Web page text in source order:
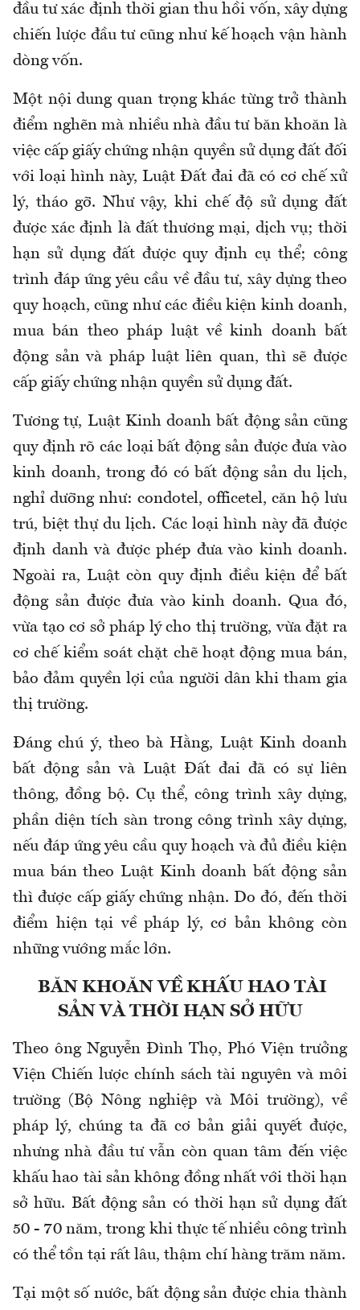
đầu tư xác định thời gian thu hồi vốn, xây dựng
chiến lược đầu tư cũng như kế hoạch vận hành
dòng vốn.
Một nội dung quan trọng khác từngtrở thành
điểm nghẽn mà nhiều nhà đầu tư băn khoăn là
việc cấp giấy chứng nhận quyền sử dụng đất đối
với loại hình này, Luật Đất đai đã có cơ chế xử
lý, tháo gỡ. Như vậy, khi chế độ sử dụng đất
được xác định là đất thương mại, dịch vụ; thời
hạn sử dụng đất được quy định cụ thể; công
trình đáp ứng yêu cầu về đầu tư, xây dựng theo
quy hoạch, cũng như các điều kiện kinh doanh,
mua bán theo pháp luật về kinh doanh bất
động sản và pháp luật liên quan, thì sẽ được
cấp giấy chứng nhận quyền sử dụng đất.
Tương tự, Luật Kinh doanh bất động sản cũng
quy định rõ các loại bất động sản được đưa vào
kinh doanh, trong đó có bất động sản du lịch,
nghỉ dưỡng như: condotel, officetel, căn hộ lưu
trú, biệt thự du lịch. Các loại hình này đã được
định danh và được phép đưa vào kinh doanh.
Ngoài ra, Luật còn quy định điều kiện để bất
động sản được đưa vào kinh doanh. Qua đó,
vừa tạo cơ sở pháp lý cho thị trường, vừa đặt ra
cơ chế kiểm soát chặt chẽ hoạt động mua bán,
bảo đảm quyền lợi của người dân khi tham gia
thị trường.
Đáng chú ý, theo bà Hằng, Luật Kinh doanh
bất động sản và Luật Đất đai đã có sự liên
thông, đồng bộ. Cụ thể, công trình xây dựng,
phần diện tích sàn trong công trình xây dựng,
nếu đáp ứng yêu cầu quy hoạch và đủ điều kiện
mua bán theo Luật Kinh doanh bất động sản
thì được cấp giấy chứng nhận. Do đó, đến thời
điểm hiện tại về pháp lý, cơ bản không còn
những vướng mắc lớn.
BĂN KHOĂN VỀ KHẤU HAO TÀI
SẢN VÀ THỜI HẠN SỞ HỮU
Theo ông Nguyễn Đình Thọ, Phó Viện trưởng
Viện Chiến lược chính sách tài nguyên và môi
trường (Bộ Nông nghiệp và Môi trường), về
pháp lý, chúng ta đã cơ bản giải quyết được,
nhưng nhà đầu tư vẫn cònquan tâm đếnviệc
khấu hao tài sản không đồng nhất với thời hạn
sở hữu. Bất động sản có thời hạn sử dụng đất
50 - 70 năm, trong khi thực tế nhiều công trình
có thể tồn tại rất lâu, thậm chí hàng trăm năm.
Tại một số nước, bất động sản được chia thành